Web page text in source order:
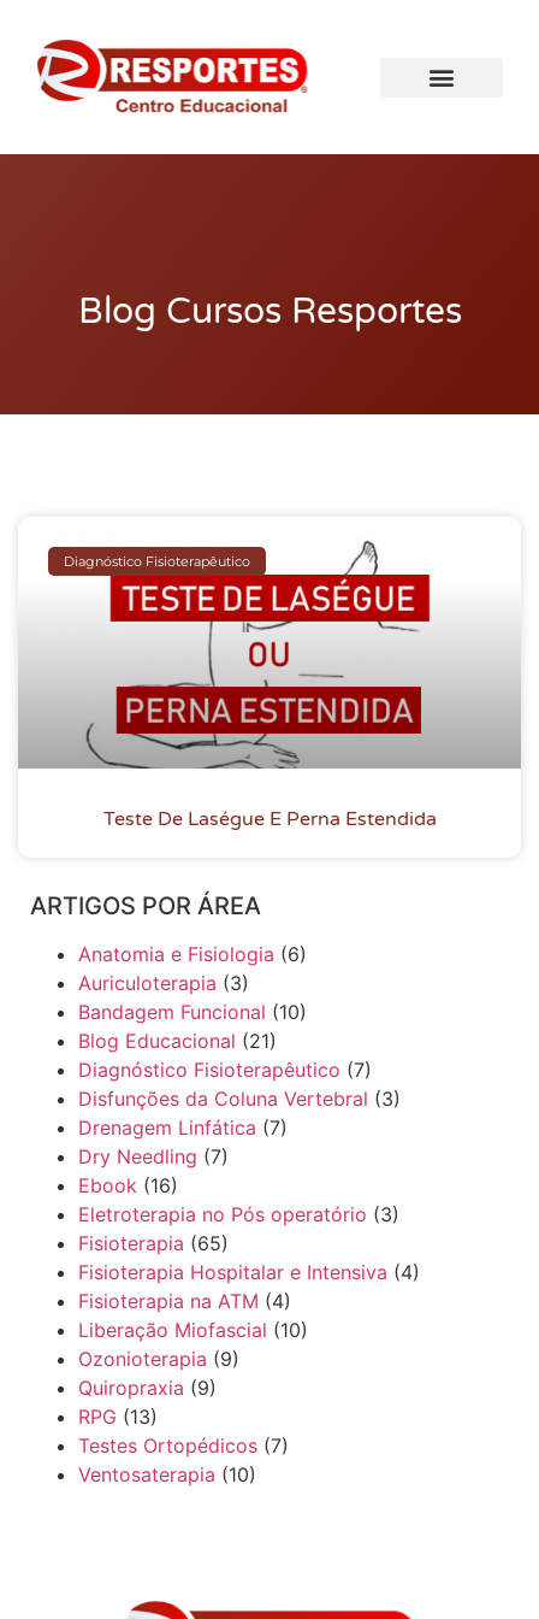
Blog Cursos Resportes
Diagnóstico Fisioterapêutico
Teste De Laségue E Perna Estendida
ARTIGOS POR ÁREA
Anatomia e Fisiologia (6)
Auriculoterapia (3)
Bandagem Funcional (10)
Blog Educacional (21)
Diagnóstico Fisioterapêutico (7)
Disfunções da Coluna Vertebral (3)
Drenagem Linfática (7)
Dry Needling (7)
Ebook (16)
Eletroterapia no Pós operatório (3)
Fisioterapia (65)
Fisioterapia Hospitalar e Intensiva (4)
Fisioterapia na ATM (4)
Liberação Miofascial (10)
Ozonioterapia (9)
Quiropraxia (9)
RPG (13)
Testes Ortopédicos (7)
Ventosaterapia (10)